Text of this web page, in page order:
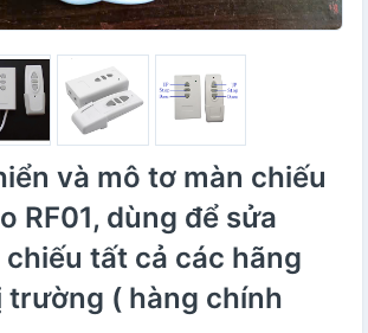
và mô tơ màn chiếu
RF01, dùng để sửa
tất cả các hãng
trường ( hàng chính